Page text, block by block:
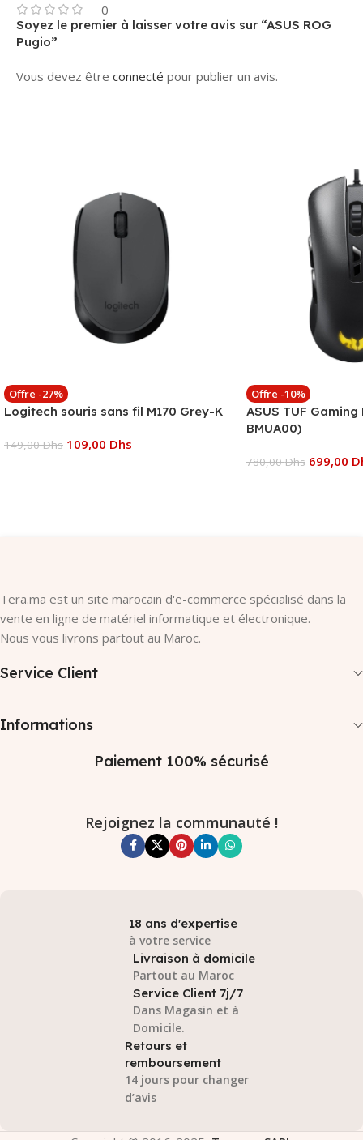
0
Soyez le premier à laisser votre avis sur “ASUS ROG
Pugio”
Vous devez être connecté pour publier un avis.
Offre -27%
Logitech souris sans fil M170 Grey-K
149,00Dhs 109,00 Dhs
Offre -10%
ASUS TUF
BMUA00)
780,00Dhs 699,00
Tera.ma est un site marocain d'e-commerce spécialisé dans la
vente en ligne de matériel informatique et électronique.
Nous vous livrons partout au Maroc.
Service Client
Informations
Paiement 100% sécurisé
Rejoignez la communauté !
18 ans d'expertise
à votre service
Livraison à domicile
Partout au Maroc
Service Client 7j/7
Dans Magasin et à
Domicile.
Retours et
remboursement
14 jours pour changer
d’avis